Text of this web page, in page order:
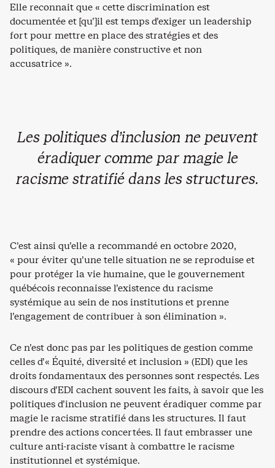
Elle reconnait que « cette discrimination est
documentée et [qu’]il est temps d’exiger un leadership
fort pour mettre en place des stratégies et des
politiques, de manière constructive et non
accusatrice ».
Les politiques d’inclusion ne peuvent
éradiquer comme par magie le
racisme stratifié dans les structures.
C’est ainsi qu’elle a recommandé en octobre 2020,
« pour éviter qu’une telle situation ne se reproduise et
pour protéger la vie humaine, que le gouvernement
québécois reconnaisse l’existence du racisme
systémique au sein de nos institutions et prenne
l’engagement de contribuer à son élimination ».
Ce n’est donc pas par les politiques de gestion comme
celles d’« Équité, diversité et inclusion » (EDI) que les
droits fondamentaux des personnes sont respectés. Les
discours d’EDI cachent souvent les faits, à savoir que les
politiques d’inclusion ne peuvent éradiquer comme par
magie le racisme stratifié dans les structures. Il faut
prendre des actions concertées. Il faut embrasser une
culture anti-raciste visant à combattre le racisme
institutionnel et systémique.